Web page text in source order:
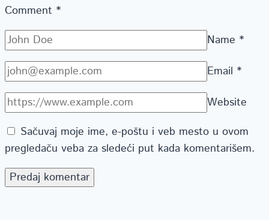
Comment *
Name *
Email *
Website
Sačuvaj moje ime, e-poštu i veb mesto u ovom
pregledaču veba za sledeći put kada komentarišem.